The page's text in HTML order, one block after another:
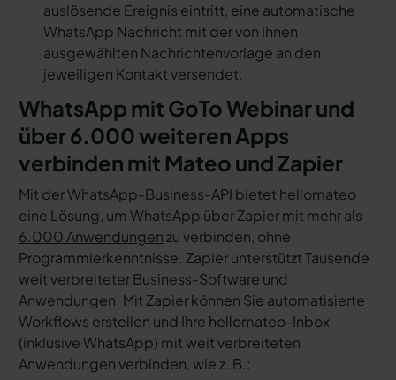
auslösende Ereignis eintritt, eine automatische
WhatsApp Nachricht mit der von Ihnen
ausgewählten Nachrichtenvorlage an den
jeweiligen Kontakt versendet.
WhatsApp mit GoTo Webinar und
über 6.000 weiteren Apps
verbinden mit Mateo und Zapier
Mit der WhatsApp-Business-API bietet hellomateo
eine Lösung, um WhatsApp über Zapier mit mehr als
6.000 Anwendungenzu verbinden, ohne
Programmierkenntnisse. Zapier unterstützt Tausende
weit verbreiteter Business-Software und
Anwendungen. Mit Zapier können Sie automatisierte
Workflows erstellen und Ihre hellomateo-Inbox
(inklusive WhatsApp) mit weit verbreiteten
Anwendungen verbinden, wie z. B.: